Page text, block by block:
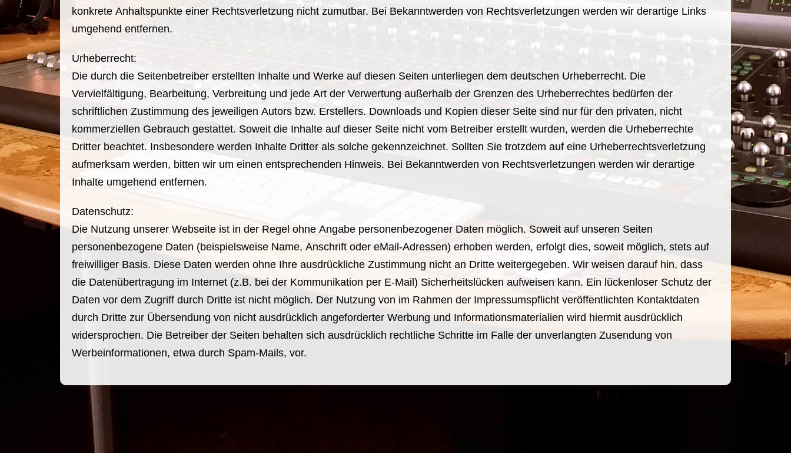
konkrete Anhaltspunkte einer Rechtsverletzung nicht zumutbar. Bei Bekanntwerden von Rechtsverletzungen werden wir derartige Links
umgehend entfernen.
Urheberrecht:
Die durch die Seitenbetreiber erstellten Inhalte und Werke auf diesen Seiten unterliegen dem deutschen Urheberrecht. Die
Vervielfältigung, Bearbeitung, Verbreitung und jede Art der Verwertung außerhalb der Grenzen des Urheberrechtes bedürfen der
schriftlichen Zustimmung des jeweiligen Autors bzw. Erstellers. Downloads und Kopien dieser Seite sind nur für den privaten, nicht
kommerziellen Gebrauch gestattet. Soweit die Inhalte auf dieser Seite nicht vom Betreiber erstellt wurden, werden die Urheberrechte
Dritter beachtet. Insbesondere werden Inhalte Dritter als solche gekennzeichnet. Sollten Sie trotzdem auf eine Urheberrechtsverletzung
aufmerksam werden, bitten wir um einen entsprechenden Hinweis. Bei Bekanntwerden von Rechtsverletzungen werden wir derartige
Inhalte umgehend entfernen.
Datenschutz:
Die Nutzung unserer Webseite ist in der Regel ohne Angabe personenbezogener Daten möglich. Soweit auf unseren Seiten
personenbezogene Daten (beispielsweise Name, Anschrift oder eMail-Adressen) erhoben werden, erfolgt dies, soweit möglich, stets auf
freiwilliger Basis. Diese Daten werden ohne Ihre ausdrückliche Zustimmung nicht an Dritte weitergegeben. Wir weisen darauf hin, dass
die Datenübertragung im Internet (z.B. bei der Kommunikation per E-Mail) Sicherheitslücken aufweisen kann. Ein lückenloser Schutz der
Daten vor dem Zugriff durch Dritte ist nicht möglich. Der Nutzung von im Rahmen der Impressumspflicht veröffentlichten Kontaktdaten
durch Dritte zur Übersendung von nicht ausdrücklich angeforderter Werbung und Informationsmaterialien wird hiermit ausdrücklich
widersprochen. Die Betreiber der Seiten behalten sich ausdrücklich rechtliche Schritte im Falle der unverlangten Zusendung von
Werbeinformationen, etwa durch Spam-Mails, vor.